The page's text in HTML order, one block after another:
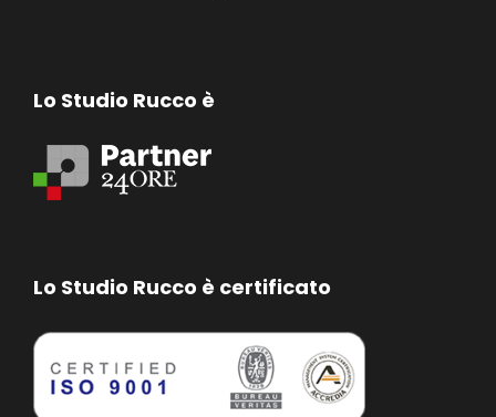
Lo Studio Rucco è
Lo Studio Rucco è certificato